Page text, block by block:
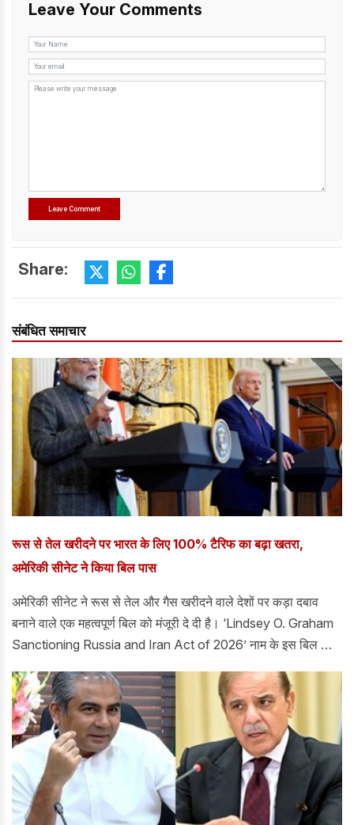
Leave Your Comments
Share:
संबंधित समाचार
रूस से तेल खरीदने पर भारत के लिए 100% टैरिफ का बढ़ा खतरा,
अमेरिकी सीनेट ने किया बिल पास
अमेरिकी सीनेट ने रूस से तेल और गैस खरीदने वाले देशों पर कड़ा दबाव
बनाने वाले एक महत्वपूर्ण बिल को मंजूरी दे दी है। ‘Lindsey O. Graham
Sanctioning Russia and Iran Act of 2026’ नाम के इस बिल को